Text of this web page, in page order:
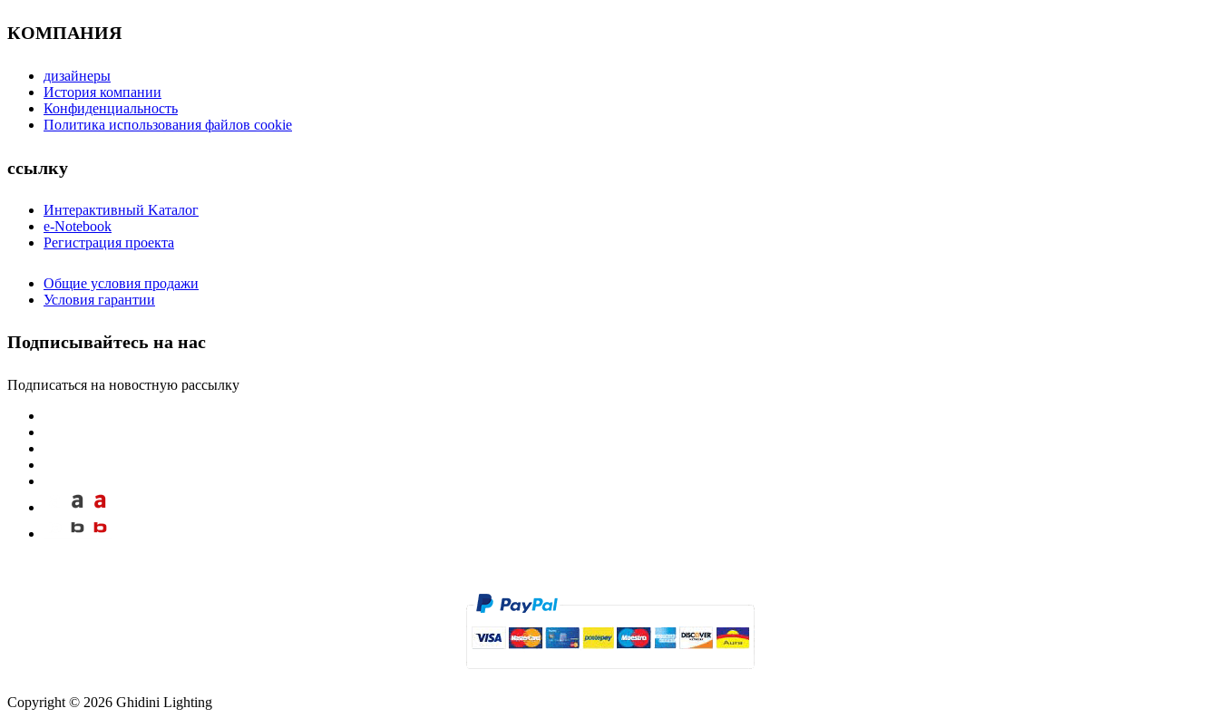
КОМПАНИЯ
дизайнеры
История компании
Конфиденциальность
Политика использования файлов cookie
ссылку
Интерактивный Kаталог
e-Notebook
Регистрация проекта
Общие условия продажи
Условия гарантии
Подписывайтесь на нас
Подписаться на новостную рассылку
Copyright © 2026 Ghidini Lighting